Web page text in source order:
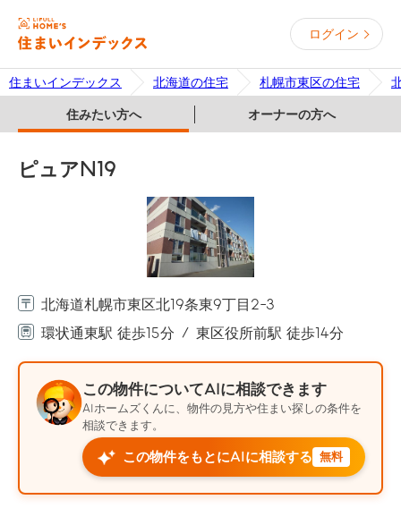
ログイン
住まいインデックス 北海道の住宅 札幌市東区の住宅
住みたい方へ オーナーの方へ
ピュアN19
北海道札幌市東区北19条東9丁目2-3
環状通東駅 徒歩15分
東区役所前駅 徒歩14分
この物件についてAIに相談できます
AIホームズくんに、物件の見方や住まい探しの条件を
相談できます。
この物件をもとにAIに相談する 無料